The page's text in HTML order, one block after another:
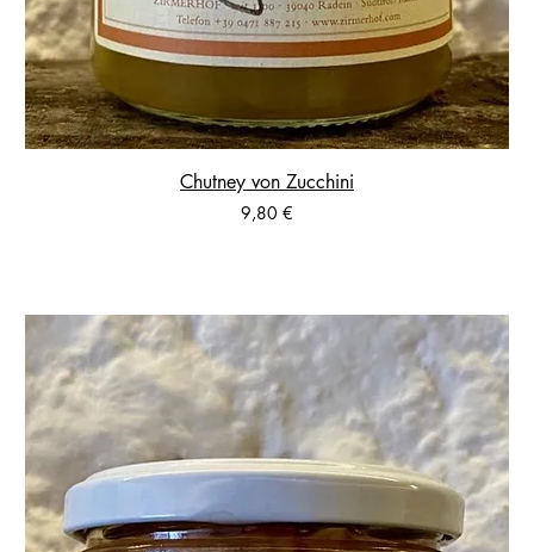
Chutney von Zucchini
Preis
9,80 €